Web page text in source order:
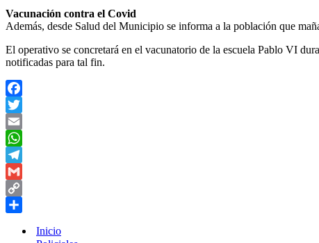
Vacunación contra el Covid
Además, desde Salud del Municipio se informa a la población que
El operativo se concretará en el vacunatorio de la escuela Pablo VI
notificadas para tal fin.
Facebook
Twitter
Email
WhatsApp
Telegram
Gmail
Copy
Inicio